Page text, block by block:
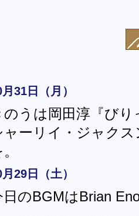
31日（月）
のうは岡田淳『び
ャーリイ・ジャク
29日（土）
日のBGMはBrian